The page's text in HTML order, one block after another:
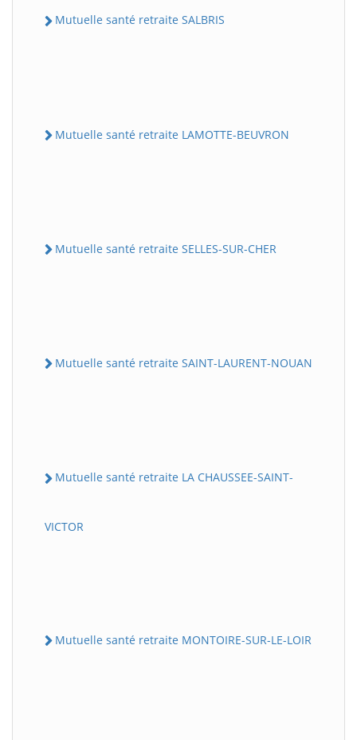
Mutuelle santé retraite SALBRIS
Mutuelle santé retraite LAMOTTE-BEUVRON
Mutuelle santé retraite SELLES-SUR-CHER
Mutuelle santé retraite SAINT-LAURENT-NOUAN
Mutuelle santé retraite LA CHAUSSEE-SAINT-
VICTOR
Mutuelle santé retraite MONTOIRE-SUR-LE-LOIR